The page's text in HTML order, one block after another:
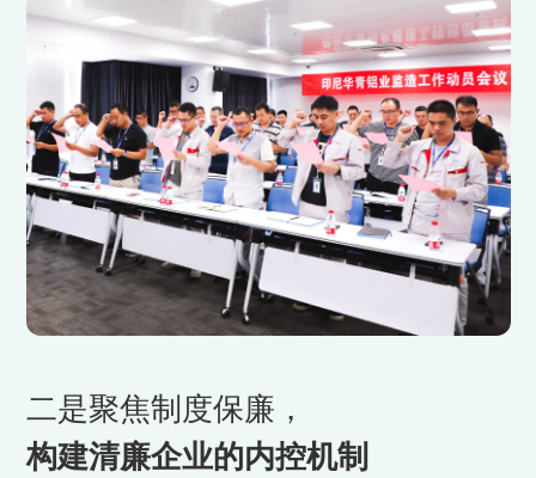
二是聚焦制度保廉，
构建清廉企业的内控机制